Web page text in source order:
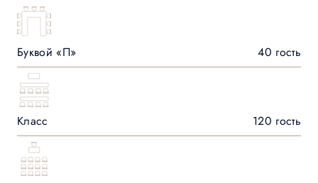
Буквой «П» 40 гость
Класс 120 гость